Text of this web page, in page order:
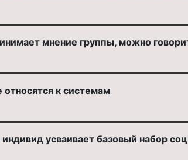
мнение группы, можно
к системам
усваивает базовый набор